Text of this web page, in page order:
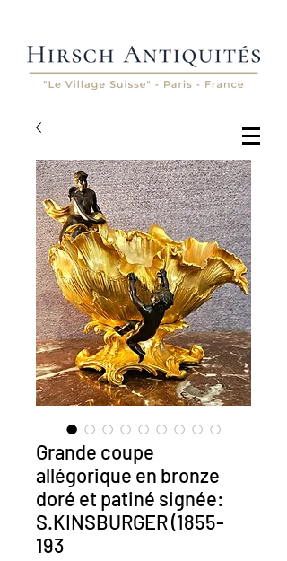
Grande coupe
allégorique en bronze
doré et patiné signée:
S.KINSBURGER (1855-
193